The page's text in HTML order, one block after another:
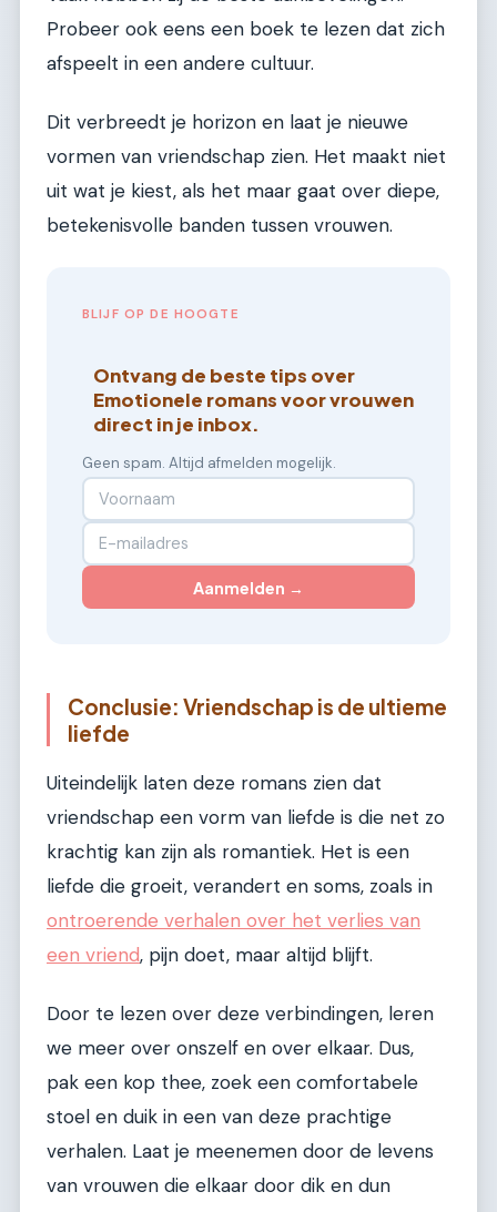
Probeer ook eens een boek te lezen dat zich
afspeelt in een andere cultuur.
Dit verbreedt je horizon en laat je nieuwe
vormen van vriendschap zien. Het maakt niet
uit wat je kiest, als het maar gaat over diepe,
betekenisvolle banden tussen vrouwen.
BLIJF OP DE HOOGTE
Ontvang de beste tips over
Emotionele romans voor vrouwen
direct in je inbox.
Geen spam. Altijd afmelden mogelijk.
Aanmelden →
Conclusie: Vriendschap is de ultieme
liefde
Uiteindelijk laten deze romans zien dat
vriendschap een vorm van liefde is die net zo
krachtig kan zijn als romantiek. Het is een
liefde die groeit, verandert en soms, zoals in
ontroerende verhalen over het verlies van
een vriend, pijn doet, maar altijd blijft.
Door te lezen over deze verbindingen, leren
we meer over onszelf en over elkaar. Dus,
pak een kop thee, zoek een comfortabele
stoel en duik in een van deze prachtige
verhalen. Laat je meenemen door de levens
van vrouwen die elkaar door dik en dun